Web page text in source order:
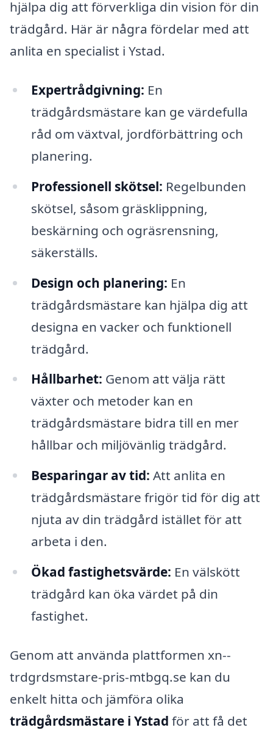
hjälpa dig att förverkliga din vision för din
trädgård. Här är några fördelar med att
anlita en specialist i Ystad.
Expertrådgivning: En
trädgårdsmästare kan ge värdefulla
råd om växtval, jordförbättring och
planering.
Professionell skötsel: Regelbunden
skötsel, såsom gräsklippning,
beskärning och ogräsrensning,
säkerställs.
Design och planering: En
trädgårdsmästare kan hjälpa dig att
designa en vacker och funktionell
trädgård.
Hållbarhet: Genom att välja rätt
växter och metoder kan en
trädgårdsmästare bidra till en mer
hållbar och miljövänlig trädgård.
Besparingar av tid: Att anlita en
trädgårdsmästare frigör tid för dig att
njuta av din trädgård istället för att
arbeta i den.
Ökad fastighetsvärde: En välskött
trädgård kan öka värdet på din
fastighet.
Genom att använda plattformen xn--
trdgrdsmstare-pris-mtbgq.se kan du
enkelt hitta och jämföra olika
trädgårdsmästare i Ystad för att få det